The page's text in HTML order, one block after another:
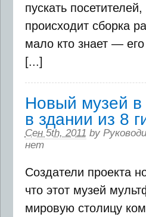
пускать
происходит сборка
мало кто знает —
[...]
Новый музей
в здании из 8
Сен 5th, 2011 by
нет
Создатели проекта
что этот музей
мировую столицу